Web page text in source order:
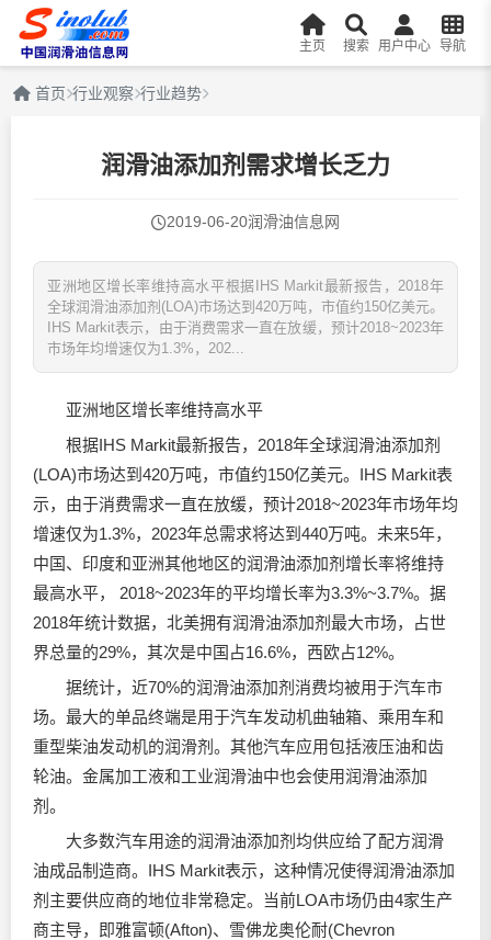
主页 搜索 用户中心 导航
首页 行业观察 行业趋势
润滑油添加剂需求增长乏力
2019-06-20润滑油信息网
亚洲地区增长率维持高水平根据IHS Markit最新报告，2018年
全球润滑油添加剂(LOA)市场达到420万吨，市值约150亿美元。
IHS Markit表示，由于消费需求一直在放缓，预计2018~2023年
市场年均增速仅为1.3%，202...
亚洲地区增长率维持高水平
根据IHS Markit最新报告，2018年全球润滑油添加剂
(LOA)市场达到420万吨，市值约150亿美元。IHS Markit表
示，由于消费需求一直在放缓，预计2018~2023年市场年均
增速仅为1.3%，2023年总需求将达到440万吨。未来5年，
中国、印度和亚洲其他地区的润滑油添加剂增长率将维持
最高水平， 2018~2023年的平均增长率为3.3%~3.7%。据
2018年统计数据，北美拥有润滑油添加剂最大市场，占世
界总量的29%，其次是中国占16.6%，西欧占12%。
据统计，近70%的润滑油添加剂消费均被用于汽车市
场。最大的单品终端是用于汽车发动机曲轴箱、乘用车和
重型柴油发动机的润滑剂。其他汽车应用包括液压油和齿
轮油。金属加工液和工业润滑油中也会使用润滑油添加
剂。
大多数汽车用途的润滑油添加剂均供应给了配方润滑
油成品制造商。IHS Markit表示，这种情况使得润滑油添加
剂主要供应商的地位非常稳定。当前LOA市场仍由4家生产
商主导，即雅富顿(Afton)、雪佛龙奥伦耐(Chevron